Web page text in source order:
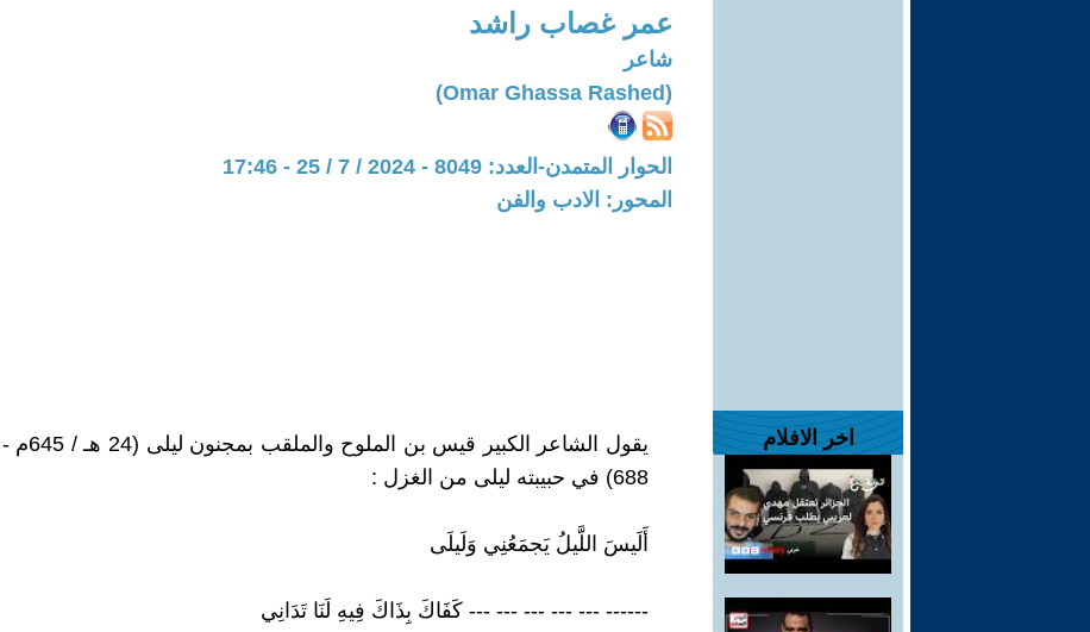
اخر الافلام
عمر غصاب راشد
شاعر
(Omar Ghassa Rashed)
الحوار المتمدن-العدد: 8049 - 2024 / 7 / 25 - 17:46
المحور: الادب والفن
688) في حبيبته ليلى من الغزل :
أَلَيسَ اللَّيلُ يَجمَعُنِي وَلَيلَى
------ --- --- --- --- --- كَفَاكَ بِذَاكَ فِيهِ لَنَا تَدَانِي